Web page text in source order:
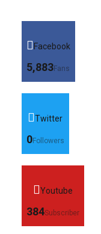
Facebook
5,883Fans
Twitter
0Followers
Youtube
384Subscriber